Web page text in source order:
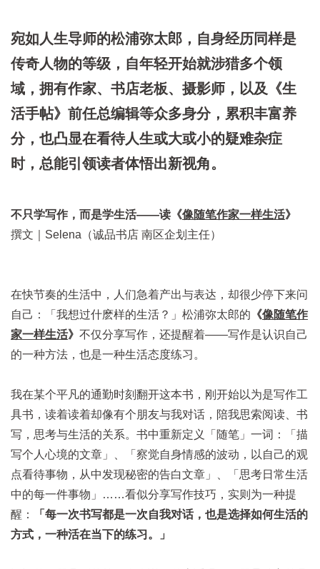
宛如人生导师的松浦弥太郎，自身经历同样是
传奇人物的等级，自年轻开始就涉猎多个领
域，拥有作家、书店老板、摄影师，以及《生
活手帖》前任总编辑等众多身分，累积丰富养
分，也凸显在看待人生或大或小的疑难杂症
时，总能引领读者体悟出新视角。
不只学写作，而是学生活——读 《像随笔作家一样生活》
撰文｜Selena（诚品书店 南区企划主任）
在快节奏的生活中，人们急着产出与表达，却很少停下来问
自己：「我想过什麽样的生活？」松浦弥太郎的 《像随笔作
家一样生活》 不仅分享写作，还提醒着——写作是认识自己
的一种方法，也是一种生活态度练习。
我在某个平凡的通勤时刻翻开这本书，刚开始以为是写作工
具书，读着读着却像有个朋友与我对话，陪我思索阅读、书
写，思考与生活的关系。书中重新定义「随笔」一词：「描
写个人心境的文章」、「察觉自身情感的波动，以自己的观
点看待事物，从中发现秘密的告白文章」、「思考日常生活
中的每一件事物」……看似分享写作技巧，实则为一种提
醒：
「每一次书写都是一次自我对话，也是选择如何生活的
方式，一种活在当下的练习。」